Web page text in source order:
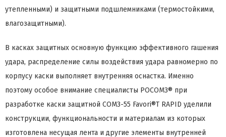
утепленными) и защитными подшлемниками (термостойкими,
влагозащитными).
В касках защитных основную функцию эффективного гашения
удара, распределение силы воздействия удара равномерно по
корпусу каски выполняет внутренняя оснастка. Именно
поэтому особое внимание специалисты РОСОМЗ® при
разработке каски защитной СОМЗ-55 Favori®T RAPID уделили
конструкции, функциональности и материалам из которых
изготовлена несущая лента и другие элементы внутренней